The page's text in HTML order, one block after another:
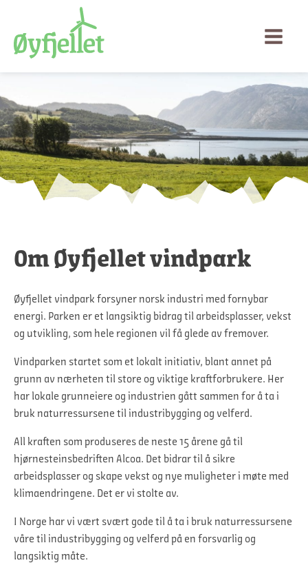
Om Øyfjellet vindpark
Øyfjellet vindpark forsyner norsk industri med fornybar
energi. Parken er et langsiktig bidrag til arbeidsplasser, vekst
og utvikling, som hele regionen vil få glede av fremover.
Vindparken startet som et lokalt initiativ, blant annet på
grunn av nærheten til store og viktige kraftforbrukere. Her
har lokale grunneiere og industrien gått sammen for å ta i
bruk naturressursene til industribygging og velferd.
All kraften som produseres de neste 15 årene gå til
hjørnesteinsbedriften Alcoa. Det bidrar til å sikre
arbeidsplasser og skape vekst og nye muligheter i møte med
klimaendringene. Det er vi stolte av.
I Norge har vi vært svært gode til å ta i bruk naturressursene
våre til industribygging og velferd på en forsvarlig og
langsiktig måte.